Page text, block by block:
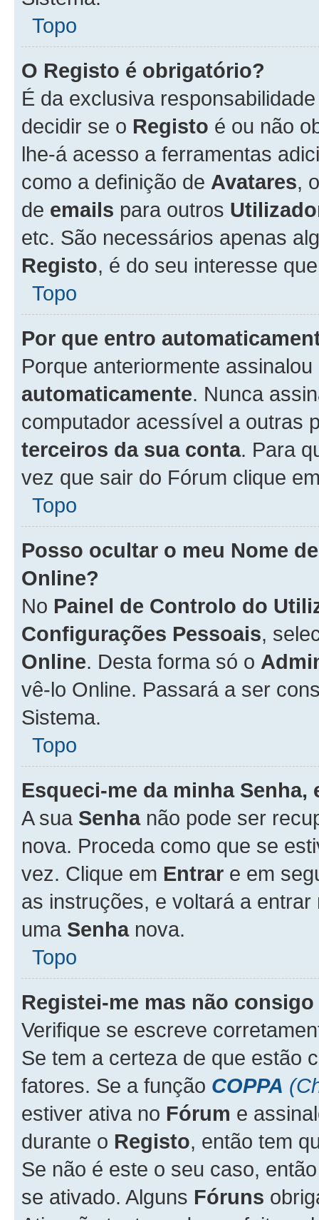
Topo
O Registo é obrigatório?
É da exclusiva
decidir se o Registo é ou não
lhe-á acesso a ferramentas
como a definição de Avatares,
de emails para outros
etc. São necessários apenas
Registo, é do seu interesse
Topo
Por que entro
Porque anteriormente
automaticamente. Nunca
computador acessível a outras
terceiros da sua conta. Para
vez que sair do Fórum clique
Topo
Posso ocultar o meu Nome
Online?
No Painel de Controlo do
Configurações Pessoais,
Online. Desta forma só o
vê-lo Online. Passará a ser
Sistema.
Topo
Esqueci-me da minha Senha,
A sua Senhanão pode ser
nova. Proceda como que se
vez. Clique em Entrar e em
as instruções, e voltará a
uma Senhanova.
Topo
Registei-me mas não
Verifique se escreve
Se tem a certeza de que estão
fatores. Se a função COPPA
estiver ativa no Fórum e
durante o Registo, então tem
Se não é este o seu caso,
se ativado. Alguns Fóruns